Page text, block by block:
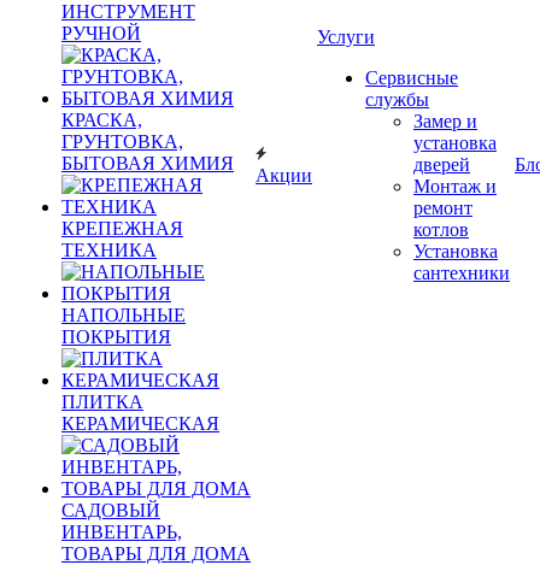
ИНСТРУМЕНТ
РУЧНОЙ
КРАСКА,
ГРУНТОВКА,
БЫТОВАЯ ХИМИЯ
КРЕПЕЖНАЯ
ТЕХНИКА
НАПОЛЬНЫЕ
ПОКРЫТИЯ
ПЛИТКА
КЕРАМИЧЕСКАЯ
САДОВЫЙ
ИНВЕНТАРЬ,
ТОВАРЫ ДЛЯ ДОМА
Акции
Услуги
Сервисные
службы
Замер и
установка
дверей
Монтаж и
ремонт
котлов
Установка
сантехники